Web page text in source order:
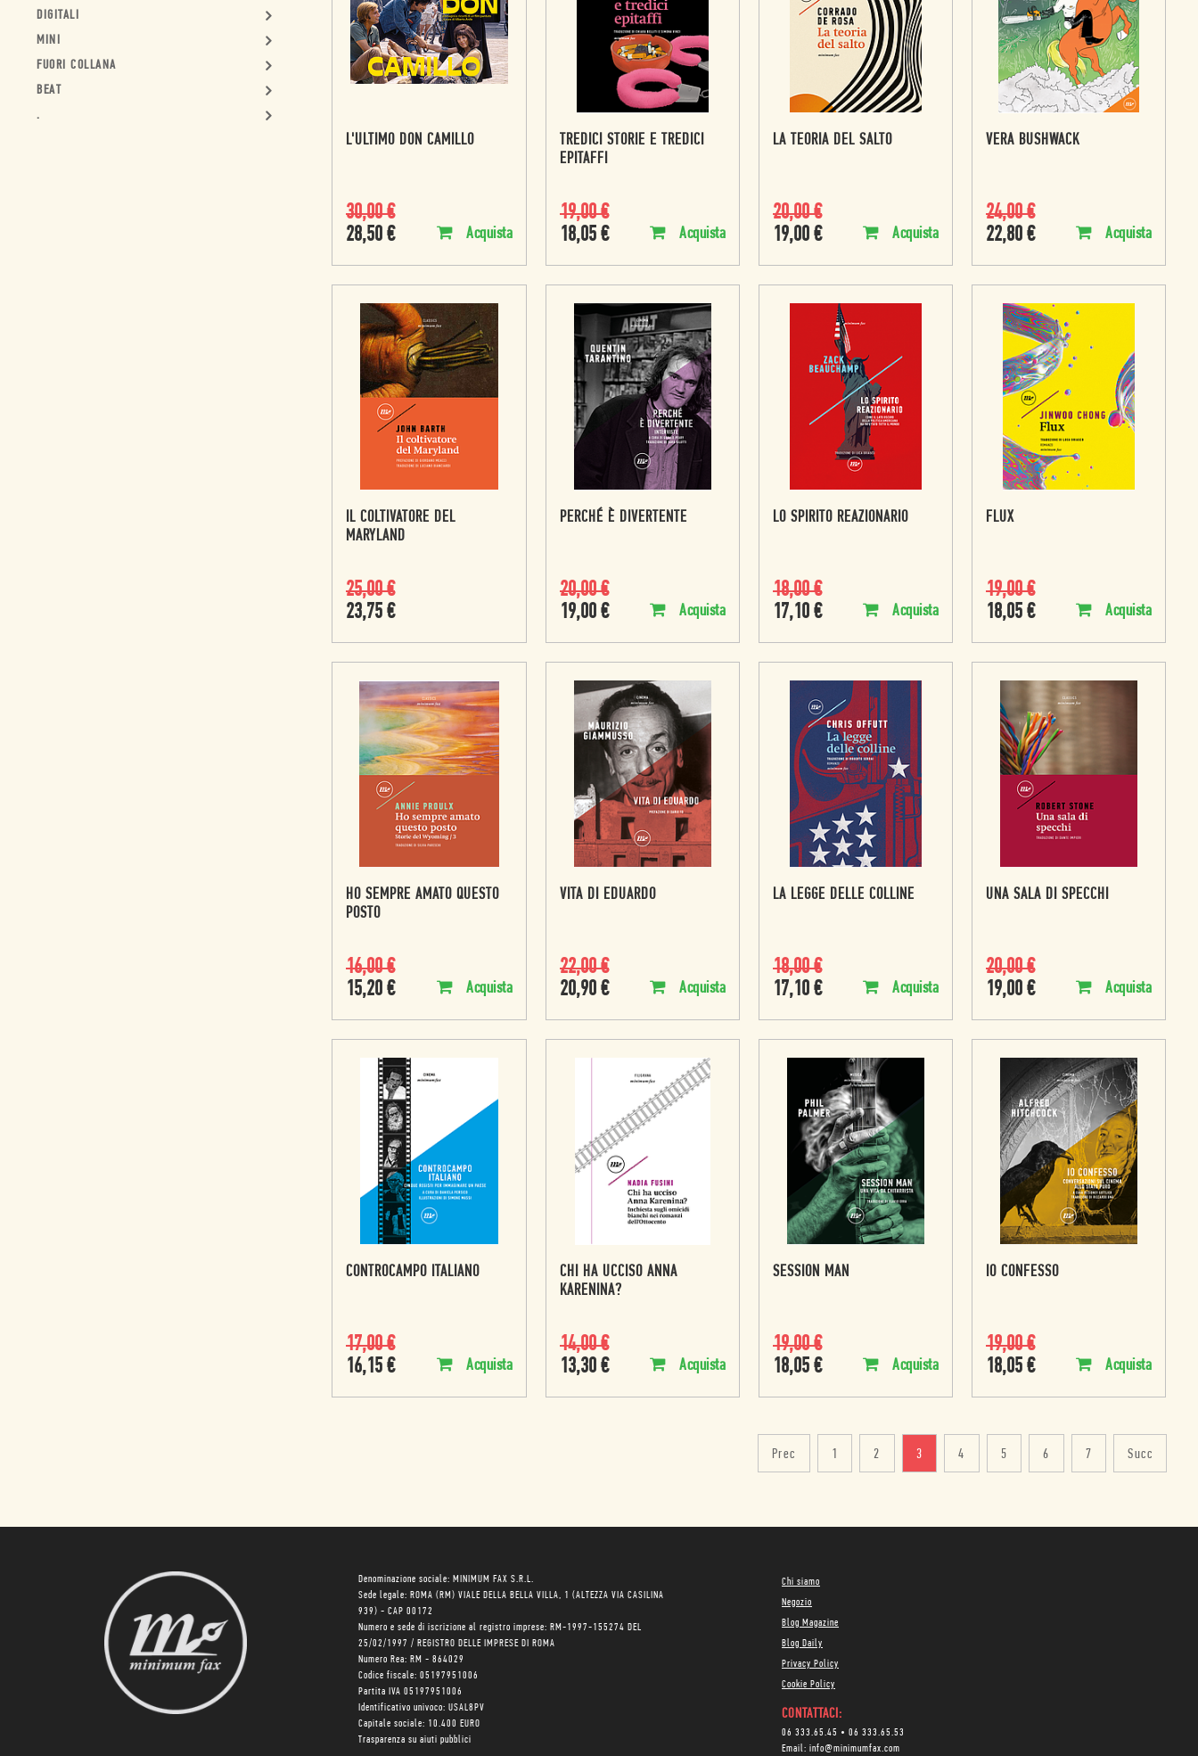
DIGITALI
MINI
FUORI COLLANA
BEAT
.
L'ULTIMO DON CAMILLO
30,00€
28,50 € Acquista
TREDICI STORIE E TREDICI
EPITAFFI
19,00€
18,05 € Acquista
LA TEORIA DEL SALTO
20,00€
19,00 € Acquista
VERA BUSHWACK
24,00€
22,80 € Acquista
IL COLTIVATORE DEL
MARYLAND
25,00€
23,75 €
PERCHÉ È DIVERTENTE
20,00€
19,00 € Acquista
LO SPIRITO REAZIONARIO
18,00€
17,10 € Acquista
FLUX
19,00€
18,05 € Acquista
HO SEMPRE AMATO QUESTO
POSTO
16,00€
15,20 € Acquista
VITA DI EDUARDO
22,00€
20,90 € Acquista
LA LEGGE DELLE COLLINE
18,00€
17,10 € Acquista
UNA SALA DI SPECCHI
20,00€
19,00 € Acquista
CONTROCAMPO ITALIANO
17,00€
16,15 € Acquista
CHI HA UCCISO ANNA
KARENINA?
14,00€
13,30 € Acquista
SESSION MAN
19,00€
18,05 € Acquista
IO CONFESSO
19,00€
18,05 € Acquista
Prec 1 2 3 4 5 6 7 Succ
Denominazione sociale: MINIMUM FAX S.R.L.
Sede legale: ROMA (RM) VIALE DELLA BELLA VILLA, 1 (ALTEZZA VIA CASILINA
939) - CAP 00172
Numero e sede di iscrizione al registro imprese: RM-1997-155274 DEL
25/02/1997 / REGISTRO DELLE IMPRESE DI ROMA
Numero Rea: RM - 864029
Codice fiscale: 05197951006
Partita IVA 05197951006
Identificativo univoco: USAL8PV
Capitale sociale: 10.400 EURO
Trasparenza su aiuti pubblici
Chi siamo
Negozio
Blog Magazine
Blog Daily
Privacy Policy
Cookie Policy
CONTATTACI:
06 333.65.45 • 06 333.65.53
Email: info@minimumfax.com